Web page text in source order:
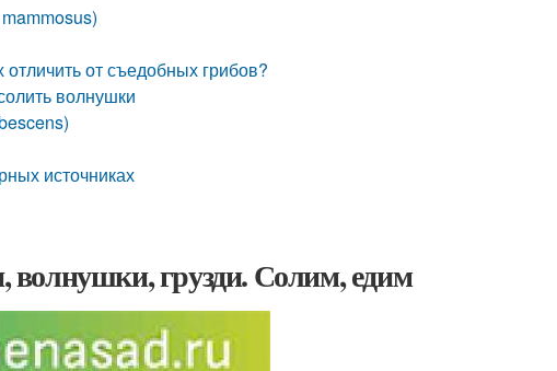
от съедобных грибов?
волнушки
источниках
грузди. Солим, едим